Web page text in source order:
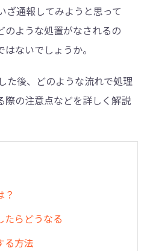
ざ通報してみようと思って
のような処置がなされるの
ないでしょうか。
た後、どのような流れで処理
際の注意点などを詳しく解説
？
たらどうなる
る方法